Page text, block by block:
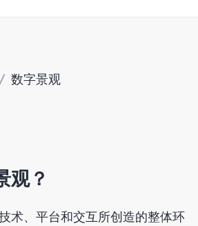
/ 数字景观
观？
术、平台和交互所创造的整体环